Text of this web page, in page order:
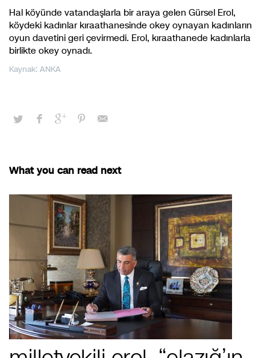
Hal köyünde vatandaşlarla bir araya gelen Gürsel Erol,
köydeki kadınlar kıraathanesinde okey oynayan kadınların
oyun davetini geri çevirmedi. Erol, kıraathanede kadınlarla
birlikte okey oynadı.
Kaynak: ANKA
What you can read next